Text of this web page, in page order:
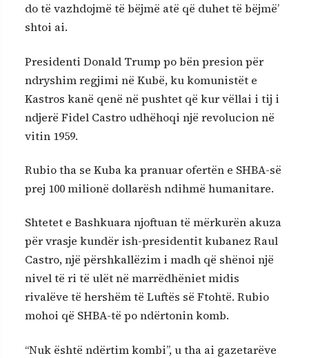
do të vazhdojmë të bëjmë atë që duhet të bëjmë’
shtoi ai.
Presidenti Donald Trump po bën presion për
ndryshim regjimi në Kubë, ku komunistët e
Kastros kanë qenë në pushtet që kur vëllai i tij i
ndjerë Fidel Castro udhëhoqi një revolucion në
vitin 1959.
Rubio tha se Kuba ka pranuar ofertën e SHBA-së
prej 100 milionë dollarësh ndihmë humanitare.
Shtetet e Bashkuara njoftuan të mërkurën akuza
për vrasje kundër ish-presidentit kubanez Raul
Castro, një përshkallëzim i madh që shënoi një
nivel të ri të ulët në marrëdhëniet midis
rivalëve të hershëm të Luftës së Ftohtë. Rubio
mohoi që SHBA-të po ndërtonin komb.
“Nuk është ndërtim kombi”, u tha ai gazetarëve